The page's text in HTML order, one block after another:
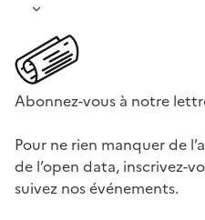
Abonnez-vous à notre
Pour ne rien manquer de
de l’open data, inscrivez-
suivez nos événements.